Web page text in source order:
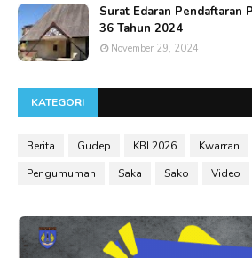
Surat Edaran Pendaftaran
36 Tahun 2024
November 29, 2024
KATEGORI
Berita Gudep KBL2026 Kwarran
Pengumuman
Saka Sako Video